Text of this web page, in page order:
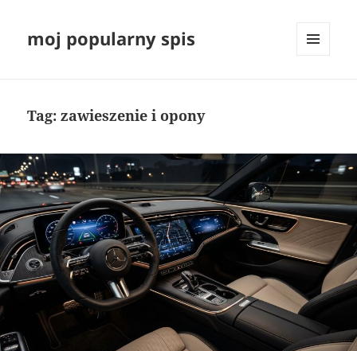
moj popularny spis
Tag:zawieszenie i opony